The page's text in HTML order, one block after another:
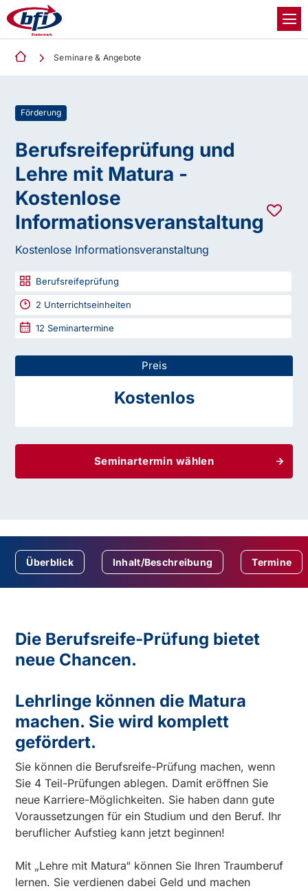
Seminare & Angebote
Förderung
Berufsreifeprüfung und
Lehre mit Matura -
Kostenlose
Informationsveranstaltung
Kostenlose Informationsveranstaltung
Berufsreifeprüfung
2 Unterrichtseinheiten
12 Seminartermine
Preis
Kostenlos
Seminartermin wählen
Überblick Inhalt/Beschreibung Termine
Die Berufsreife-Prüfung bietet
neue Chancen.
Lehrlinge können die Matura
machen. Sie wird komplett
gefördert.
Sie können die Berufsreife-Prüfung machen, wenn
Sie 4 Teil-Prüfungen ablegen. Damit eröffnen Sie
neue Karriere-Möglichkeiten. Sie haben dann gute
Voraussetzungen für ein Studium und den Beruf. Ihr
beruflicher Aufstieg kann jetzt beginnen!
Mit „Lehre mit Matura“ können Sie Ihren Traumberuf
lernen. Sie verdienen dabei Geld und machen